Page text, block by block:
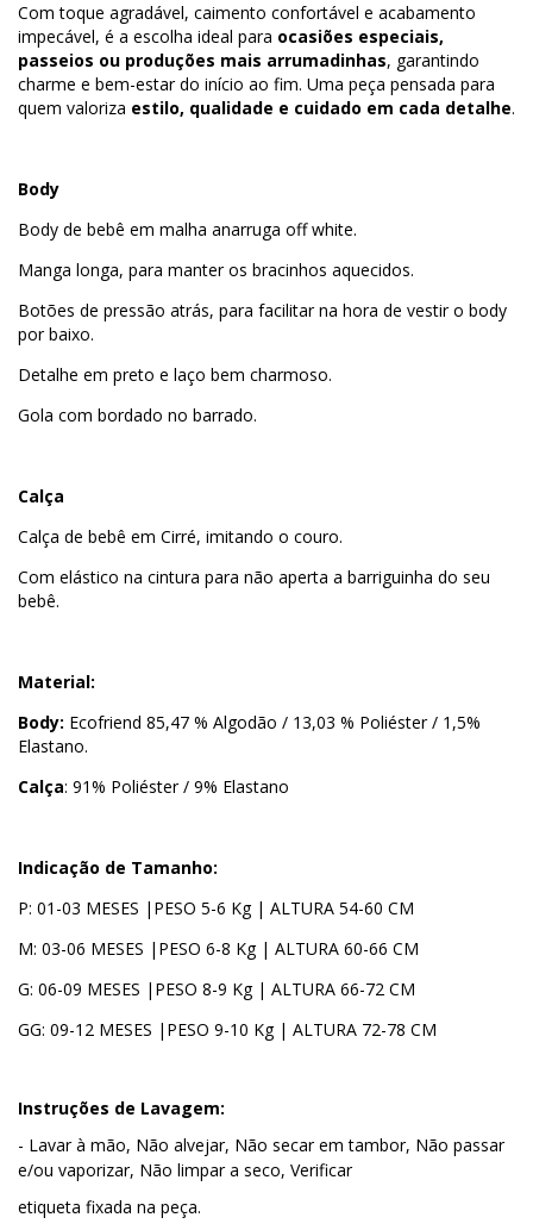
Com toque agradável, caimento confortável e acabamento
impecável, é a escolha ideal para ocasiões especiais,
passeios ou produções mais arrumadinhas, garantindo
charme e bem-estar do início ao fim. Uma peça pensada para
quem valoriza estilo, qualidade e cuidado em cada detalhe.
Body
Body de bebê em malha anarruga off white.
Manga longa, para manter os bracinhos aquecidos.
Botões de pressão atrás, para facilitar na hora de vestir o body
por baixo.
Detalhe em preto e laço bem charmoso.
Gola com bordado no barrado.
Calça
Calça de bebê em Cirré, imitando o couro.
Com elástico na cintura para não aperta a barriguinha do seu
bebê.
Material:
Body: Ecofriend 85,47 % Algodão / 13,03 % Poliéster / 1,5%
Elastano.
Calça: 91% Poliéster / 9% Elastano
Indicação de Tamanho:
P: 01-03 MESES |PESO 5-6 Kg | ALTURA 54-60 CM
M: 03-06 MESES |PESO 6-8 Kg | ALTURA 60-66 CM
G: 06-09 MESES |PESO 8-9 Kg | ALTURA 66-72 CM
GG: 09-12 MESES |PESO 9-10 Kg | ALTURA 72-78 CM
Instruções de Lavagem:
- Lavar à mão, Não alvejar, Não secar em tambor, Não passar
e/ou vaporizar, Não limpar a seco, Verificar
etiqueta fixada na peça.